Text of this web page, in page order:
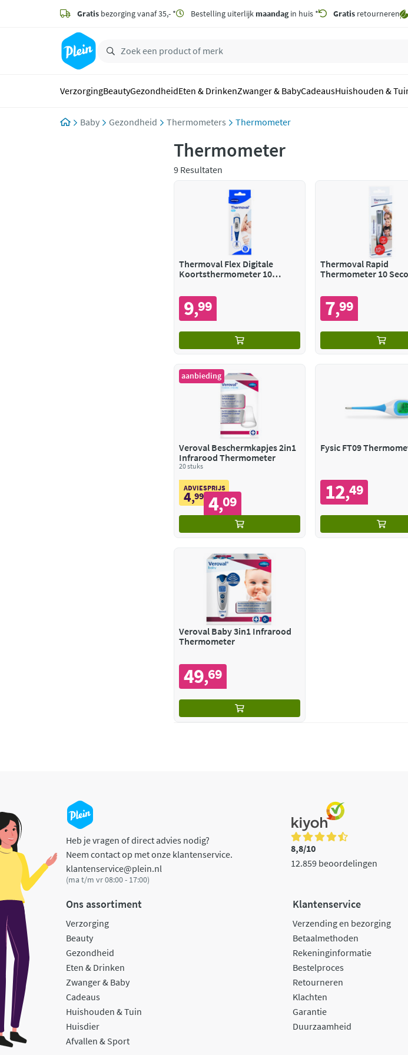
zoeken
hoofdinhoud
Gratis bezorging vanaf 35,- * Bestelling uiterlijk maandagin huis * Gratis retourneren
VerzorgingBeautyGezondheidEten & DrinkenZwanger & BabyCadeausHuishouden &
Baby Gezondheid Thermometers Thermometer
Thermometer
9 Resultaten
Thermoval Flex Digitale
Koortsthermometer 10
9,99
Thermoval Rapid
Thermometer 10
7,99
aanbieding
Veroval Beschermkapjes 2in1
Infrarood Thermometer
20 stuks
ADVIESPRIJS
4,99 4,09
Fysic FT09
12,49
Veroval Baby 3in1 Infrarood
Thermometer
49,69
Heb je vragen of direct advies nodig?
Neem contact op met onze klantenservice.
klantenservice@plein.nl
(ma t/m vr 08:00 - 17:00)
8,8/10
12.859 beoordelingen
Ons assortiment
Verzorging
Beauty
Gezondheid
Eten & Drinken
Zwanger & Baby
Cadeaus
Huishouden & Tuin
Huisdier
Afvallen & Sport
Klantenservice
Verzending en bezorging
Betaalmethoden
Rekeninginformatie
Bestelproces
Retourneren
Klachten
Garantie
Duurzaamheid